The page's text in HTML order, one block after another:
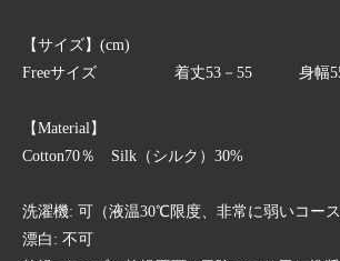
【サイズ】(cm)
Freeサイズ 着丈53－55 身幅
【Material】
Cotton70％ Silk（シルク）30%
洗濯機: 可（液温30℃限度、非常に弱いコース
漂白: 不可